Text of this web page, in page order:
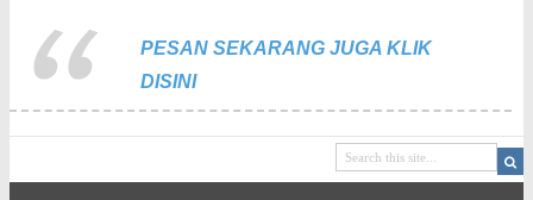
PESAN SEKARANG JUGA KLIK
DISINI